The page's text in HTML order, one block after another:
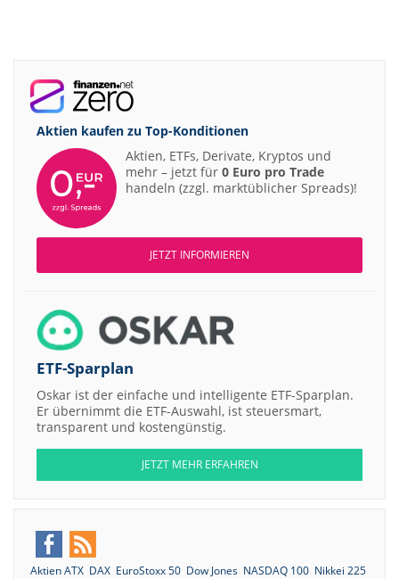
Aktien kaufen zu Top-Konditionen
Aktien, ETFs, Derivate, Kryptos und
mehr – jetzt für 0 Euro pro Trade
handeln (zzgl. marktüblicher Spreads)!
JETZT INFORMIEREN
ETF-Sparplan
Oskar ist der einfache und intelligente ETF-Sparplan.
Er übernimmt die ETF-Auswahl, ist steuersmart,
transparent und kostengünstig.
JETZT MEHR ERFAHREN
Aktien ATX DAX EuroStoxx 50 Dow Jones NASDAQ 100 Nikkei 225